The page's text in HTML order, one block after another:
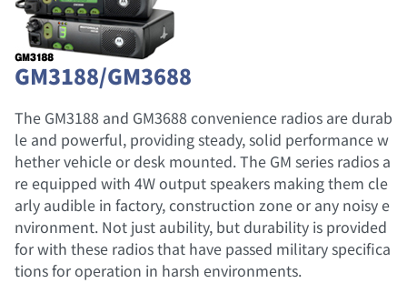
GM3188/GM3688
The GM3188 and GM3688 convenience radios are durab
le and powerful, providing steady, solid performance w
hether vehicle or desk mounted. The GM series radios a
re equipped with 4W output speakers making them cle
arly audible in factory, construction zone or any noisy e
nvironment. Not just aubility, but durability is provided
for with these radios that have passed military specifica
tions for operation in harsh environments.